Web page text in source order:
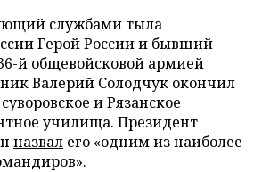
службами тыла
Герой России и бывший
й общевойсковой армией
Валерий Солодчук окончил
и Рязанское
училища. Президент
назвал его «одним из наиболее